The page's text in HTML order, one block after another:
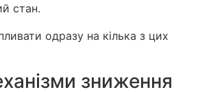
стан.
одразу на кілька з цих
зниження